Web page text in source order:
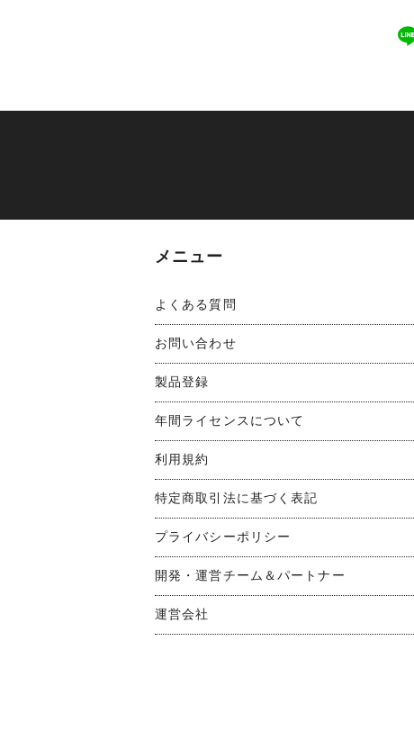
メニュー
よくある質問
お問い合わせ
製品登録
年間ライセンスについて
利用規約
特定商取引法に基づく表記
プライバシーポリシー
開発・運営チーム＆パートナー
運営会社